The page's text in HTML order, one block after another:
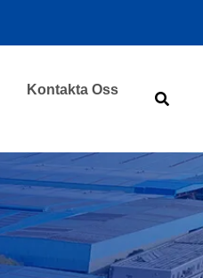
Kontakta Oss